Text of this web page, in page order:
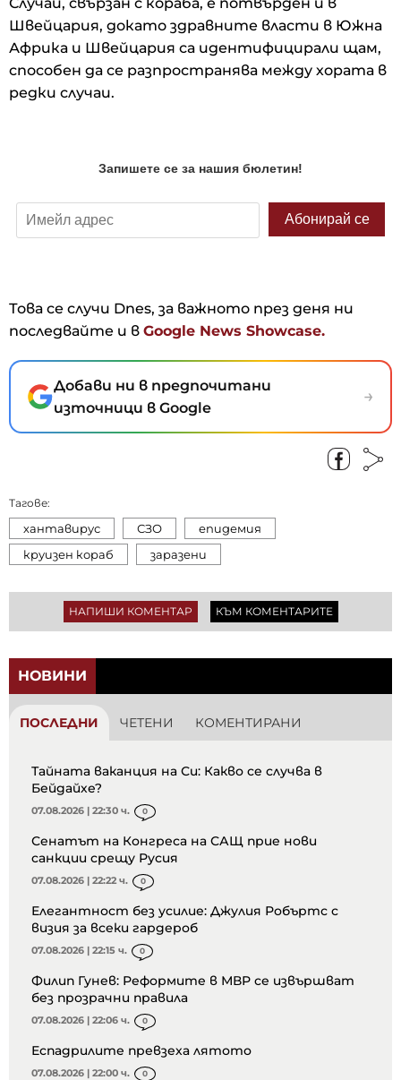
Швейцария, докато здравните власти в Южна
Африка и Швейцария са идентифицирали щам,
способен да се разпространява между хората в
редки случаи.
Това се случи Dnes, за важното през деня ни
последвайте и в Google News Showcase.
Добави ни в предпочитани
източници в Google
→
Тагове:
хантавирус СЗО
епидемия
круизен кораб
заразени
НАПИШИ КОМЕНТАР КЪМ КОМЕНТАРИТЕ
НОВИНИ
ПОСЛЕДНИ ЧЕТЕНИ КОМЕНТИРАНИ
Тайната ваканция на Си: Какво се случва в
Бейдайхе?
07.08.2026 | 22:30 ч. 0
Сенатът на Конгреса на САЩ прие нови
санкции срещу Русия
07.08.2026 | 22:22 ч. 0
Елегантност без усилие: Джулия Робъртс с
визия за всеки гардероб
07.08.2026 | 22:15 ч. 0
Филип Гунев: Реформите в МВР се извършват
без прозрачни правила
07.08.2026 | 22:06 ч. 0
Еспадрилите превзеха лятото
07.08.2026 | 22:00 ч. 0